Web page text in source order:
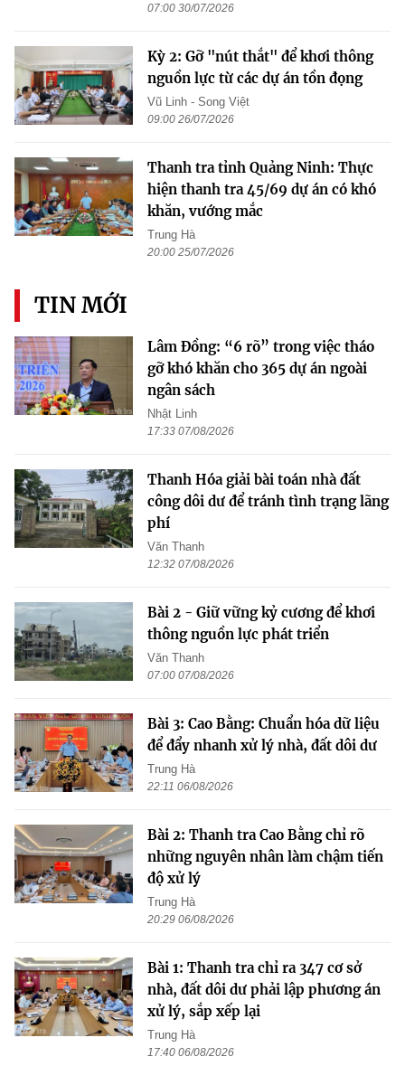
07:00 30/07/2026
Kỳ 2: Gỡ "nút thắt" để khơi thông
nguồn lực từ các dự án tồn đọng
Vũ Linh - Song Việt
09:00 26/07/2026
Thanh tra tỉnh Quảng Ninh: Thực
hiện thanh tra 45/69 dự án có khó
khăn, vướng mắc
Trung Hà
20:00 25/07/2026
TIN MỚI
Lâm Đồng: “6 rõ” trong việc tháo
gỡ khó khăn cho 365 dự án ngoài
ngân sách
Nhật Linh
17:33 07/08/2026
Thanh Hóa giải bài toán nhà đất
công dôi dư để tránh tình trạng lãng
phí
Văn Thanh
12:32 07/08/2026
Bài 2 - Giữ vững kỷ cương để khơi
thông nguồn lực phát triển
Văn Thanh
07:00 07/08/2026
Bài 3: Cao Bằng: Chuẩn hóa dữ liệu
để đẩy nhanh xử lý nhà, đất dôi dư
Trung Hà
22:11 06/08/2026
Bài 2: Thanh tra Cao Bằng chỉ rõ
những nguyên nhân làm chậm tiến
độ xử lý
Trung Hà
20:29 06/08/2026
Bài 1: Thanh tra chỉ ra 347 cơ sở
nhà, đất dôi dư phải lập phương án
xử lý, sắp xếp lại
Trung Hà
17:40 06/08/2026